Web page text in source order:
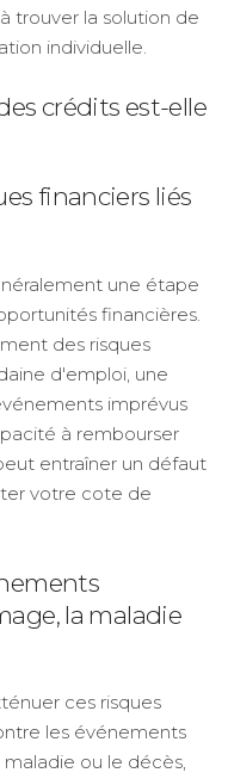
trouver la solution de
individuelle.
crédits est-elle
financiers liés
une étape
financières.
des risques
d'emploi, une
imprévus
à rembourser
entraîner un défaut
votre cote de
la maladie
ces risques
les événements
ou le décès,